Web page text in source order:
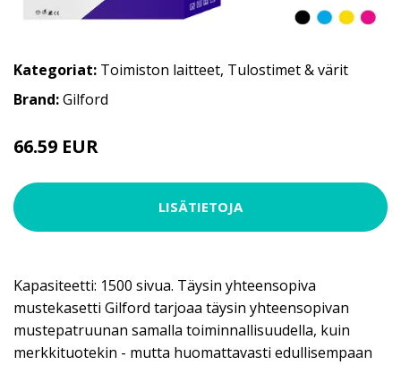
Kategoriat: Toimiston laitteet, Tulostimet & värit
Brand:Gilford
66.59 EUR
LISÄTIETOJA
Kapasiteetti: 1500 sivua. Täysin yhteensopiva
mustekasetti Gilford tarjoaa täysin yhteensopivan
mustepatruunan samalla toiminnallisuudella, kuin
merkkituotekin - mutta huomattavasti edullisempaan